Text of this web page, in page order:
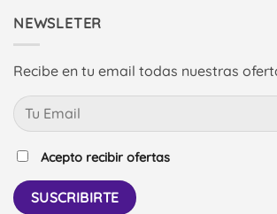
NEWSLETER
Recibe en tu email todas nuestras
Acepto recibir ofertas